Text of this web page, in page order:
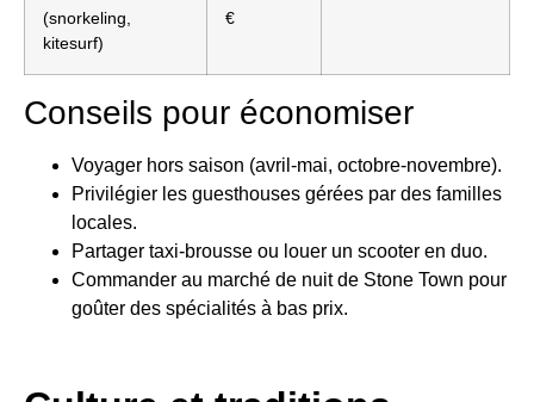
(snorkeling,
kitesurf)
€
Conseils pour économiser
Voyager hors saison (avril-mai, octobre-novembre).
Privilégier les guesthouses gérées par des familles
locales.
Partager taxi-brousse ou louer un scooter en duo.
Commander au marché de nuit de Stone Town pour
goûter des spécialités à bas prix.